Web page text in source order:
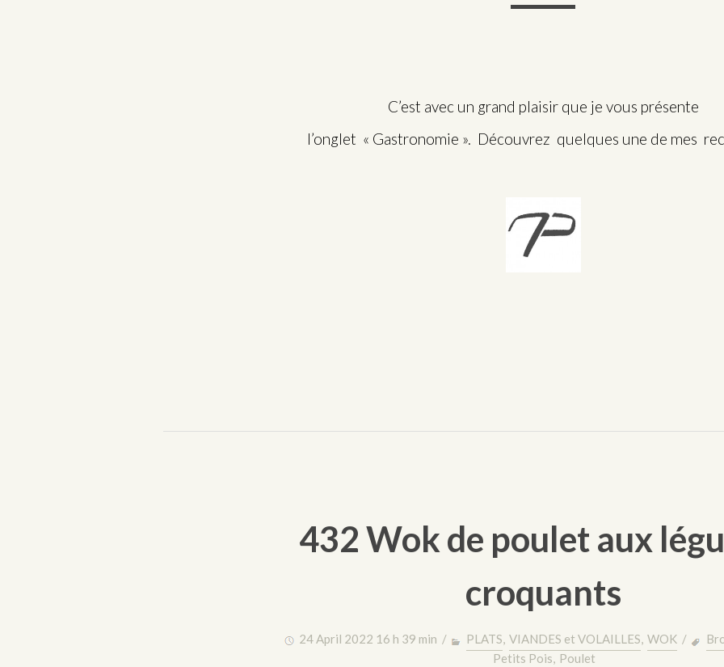
C’est avec un grand plaisir que je vous présente
l’onglet « Gastronomie ». Découvrez quelques une de mes
432 Wok de poulet aux
croquants
24 April 2022 16 h 39 min / PLATS, VIANDES et VOLAILLES, WOK /
Petits Pois, Poulet